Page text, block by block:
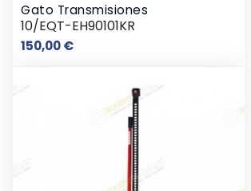
Gato Transmisiones
10/EQT-EH90101KR
150,00 €Preço